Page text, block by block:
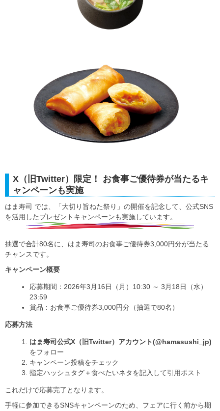
X（旧Twitter）限定！ お食事ご優待券が当たるキ
ャンペーンも実施
はま寿司 では、「大切り旨ねた祭り」の開催を記念して、公式SNS
を活用したプレゼントキャンペーンも実施しています。
抽選で合計80名に、はま寿司のお食事ご優待券3,000円分が当たる
チャンスです。
キャンペーン概要
応募期間：2026年3月16日（月）10:30 ～ 3月18日（水）
23:59
賞品：お食事ご優待券3,000円分（抽選で80名）
応募方法
はま寿司公式X（旧Twitter）アカウント(@hamasushi_jp)
をフォロー
キャンペーン投稿をチェック
指定ハッシュタグ＋食べたいネタを記入して引用ポスト
これだけで応募完了となります。
手軽に参加できるSNSキャンペーンのため、フェアに行く前から期